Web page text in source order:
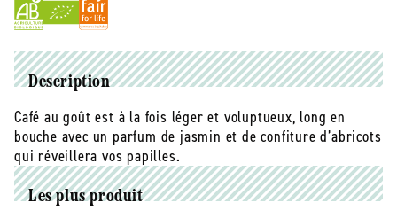
de
Les
Dagobert
-
Moka
sidamo
100%
arabica,
bio
Dagobert
-
Moka
sidamo
100%
arabica,
bio
Description
Café au goût est à la fois léger et voluptueux, long en
bouche avec un parfum de jasmin et de confiture d’abricots
qui réveillera vos papilles.
Les plus produit